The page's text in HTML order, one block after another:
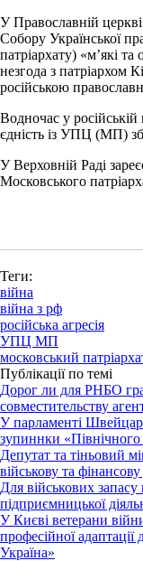
У Православній
Собору Української
патріархату) «м’які
незгода з патріархом
російською
Водночас у
єдність із УПЦ (МП)
У Верховній Раді
Московського
Теги:
війна
війна з рф
російська агресія
УПЦ МП
московський
Публікації по темі
Дорог ли для РНБО
совместительству
У парламенті
зупиннки
Депутат та тіньовий
військову та
Для військових запасу
підприємницької
У Києві ветерани
професійної
Україна»